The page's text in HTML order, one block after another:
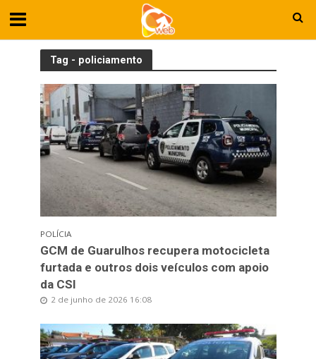
Tag - policiamento
POLÍCIA
GCM de Guarulhos recupera motocicleta
furtada e outros dois veículos com apoio
da CSI
2 de junho de 2026 16:08